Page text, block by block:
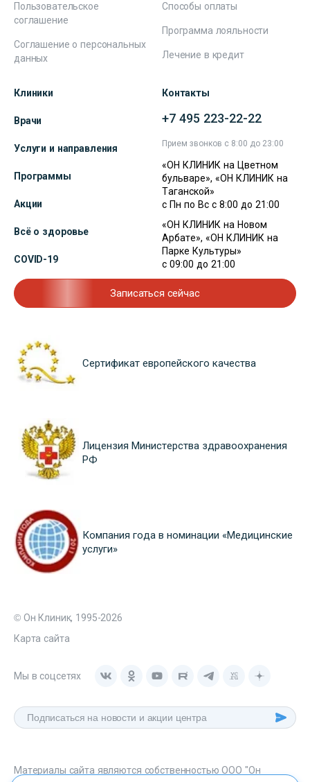
Пользовательское
соглашение
Соглашение о персональных
данных
Способы оплаты
Программа лояльности
Лечение в кредит
Клиники
Врачи
Услуги и направления
Программы
Акции
Всё о здоровье
COVID-19
Контакты
+7 495 223-22-22
Прием звонков с 8:00 до 23:00
«ОН КЛИНИК на Цветном
бульваре», «ОН КЛИНИК на
Таганской»
с Пн по Вс с 8:00 до 21:00
«ОН КЛИНИК на Новом
Арбате», «ОН КЛИНИК на
Парке Культуры»
с 09:00 до 21:00
Записаться сейчас
Сертификат европейского качества
Лицензия Министерства здравоохранения
РФ
Компания года в номинации «Медицинские
услуги»
© Он Клиник, 1995-2026
Карта сайта
Мы в соцсетях
Материалы сайта являются собственностью ООО "Он